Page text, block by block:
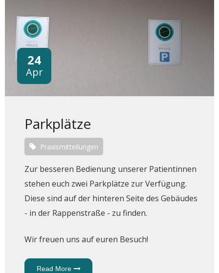
24
Apr
Parkplätze
Praxismitteilungen
Zur besseren Bedienung unserer Patientinnen
stehen euch zwei Parkplätze zur Verfügung.
Diese sind auf der hinteren Seite des Gebäudes
- in der Rappenstraße - zu finden.
Wir freuen uns auf euren Besuch!
Read More About